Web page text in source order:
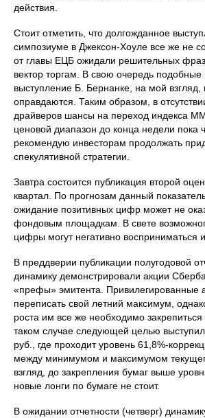
действия.
Стоит отметить, что долгожданное
симпозиуме в Джексон-Хоуле все же не
от главы ЕЦБ ожидали решительных
вектор торгам. В свою очередь
выступление Б. Бернанке, на мой взгляд,
оправдаются. Таким образом, в
драйверов шансы на переход индекса
ценовой диапазон до конца недели пока
рекомендую инвесторам продолжать
спекулятивной стратегии.
Завтра состоится публикация второй
квартал. По прогнозам данный
ожидание позитивных цифр может не
фондовым площадкам. В свете
цифры могут негативно восприниматься
В преддверии публикации полугодовой
динамику демонстрировали акции
«префы» эмитента. Привилегированные
переписать свой летний максимум,
роста им все же необходимо
таком случае следующей целью
руб., где проходит уровень 61,8%-
между минимумом и максимумом
взгляд, до закрепления бумаг выше
новые лонги по бумаге не стоит.
В ожидании отчетности (четверг)